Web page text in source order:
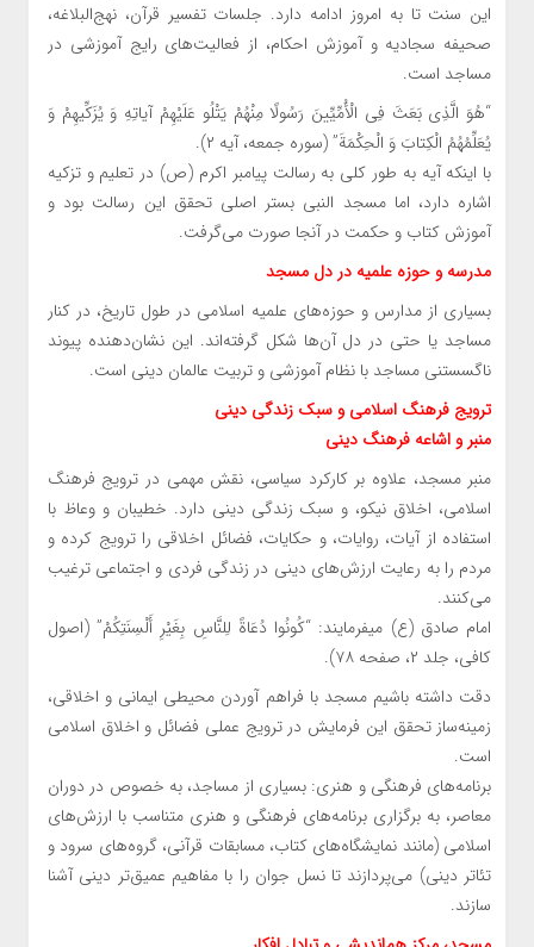
این سنت تا به امروز ادامه دارد. جلسات تفسیر قرآن، نهج‌البلاغه،
صحیفه سجادیه و آموزش احکام، از فعالیت‌های رایج آموزشی در
مساجد است.
“هُوَ الَّذِي بَعَثَ فِي الْأُمِّيِّينَ رَسُولًا مِنْهُمْ يَتْلُو عَلَيْهِمْ آياتِهِ وَ يُزَكِّيهِمْ وَ
يُعَلِّمُهُمُ الْكِتابَ وَ الْحِكْمَةَ” (سوره جمعه، آیه ۲).
با اینکه آیه به طور کلی به رسالت پیامبر اکرم (ص) در تعلیم و تزکیه
اشاره دارد، اما مسجد النبی بستر اصلی تحقق این رسالت بود و
آموزش کتاب و حکمت در آنجا صورت می‌گرفت.
مدرسه و حوزه علمیه در دل مسجد
بسیاری از مدارس و حوزه‌های علمیه اسلامی در طول تاریخ، در کنار
مساجد یا حتی در دل آن‌ها شکل گرفته‌اند. این نشان‌دهنده پیوند
ناگسستنی مساجد با نظام آموزشی و تربیت عالمان دینی است.
ترویج فرهنگ اسلامی و سبک زندگی دینی
منبر و اشاعه فرهنگ دینی
منبر مسجد، علاوه بر کارکرد سیاسی، نقش مهمی در ترویج فرهنگ
اسلامی، اخلاق نیکو، و سبک زندگی دینی دارد. خطیبان و وعاظ با
استفاده از آیات، روایات، و حکایات، فضائل اخلاقی را ترویج کرده و
مردم را به رعایت ارزش‌های دینی در زندگی فردی و اجتماعی ترغیب
می‌کنند.
امام صادق (ع) میفرمایند: “کُونُوا دُعَاةً لِلنَّاسِ بِغَيْرِ أَلْسِنَتِكُمْ” (اصول
کافی، جلد ۲، صفحه ۷۸).
دقت داشته باشیم مسجد با فراهم آوردن محیطی ایمانی و اخلاقی،
زمینه‌ساز تحقق این فرمایش در ترویج عملی فضائل و اخلاق اسلامی
است.
برنامه‌های فرهنگی و هنری: بسیاری از مساجد، به خصوص در دوران
معاصر، به برگزاری برنامه‌های فرهنگی و هنری متناسب با ارزش‌های
اسلامی (مانند نمایشگاه‌های کتاب، مسابقات قرآنی، گروه‌های سرود و
تئاتر دینی) می‌پردازند تا نسل جوان را با مفاهیم عمیق‌تر دینی آشنا
سازند.